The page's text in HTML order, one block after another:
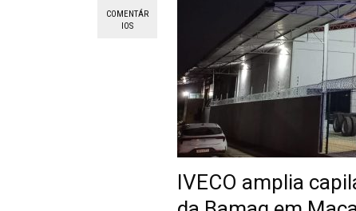
COMENTÁR
IOS
IVECO amplia